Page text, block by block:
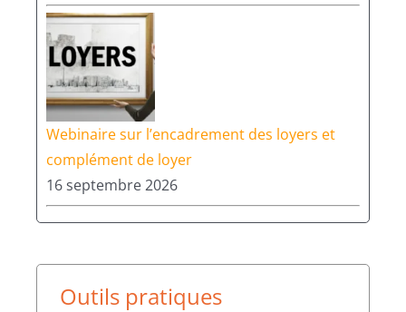
Webinaire sur l’encadrement des loyers et
complément de loyer
16 septembre 2026
Outils pratiques